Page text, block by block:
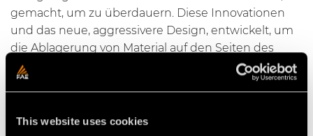
This website uses cookies
gemacht, um zu überdauern. Diese Innovationen
und das neue, aggressivere Design, entwickelt, um
die Ablagerung von Material auf den Seiten des
inneren Rahmens zu vermeiden, machen die SFM
zur Königin des Multitaskings.